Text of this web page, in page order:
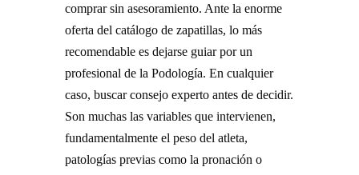
comprar sin asesoramiento. Ante la enorme
oferta del catálogo de zapatillas, lo más
recomendable es dejarse guiar por un
profesional de la Podología. En cualquier
caso, buscar consejo experto antes de decidir.
Son muchas las variables que intervienen,
fundamentalmente el peso del atleta,
patologías previas como la pronación o